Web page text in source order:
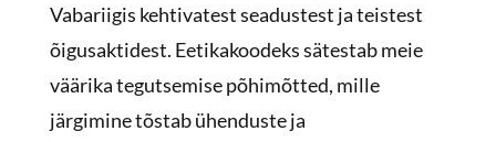
Vabariigis kehtivatest seadustest ja teistest
õigusaktidest. Eetikakoodeks sätestab meie
väärika tegutsemise põhimõtted, mille
järgimine tõstab ühenduste ja